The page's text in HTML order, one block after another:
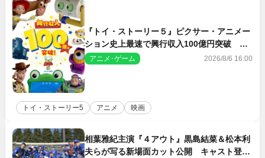
『トイ・ストーリー５』ピクサー・アニメー
ション史上最速で興行収入100億円突破 シ
リーズNo.1興収が目前
アニメ･ゲーム 2026/8/6 16:00
トイ・ストーリー5 アニメ 映画
相葉雅紀主演『４アウト』黒島結菜＆松本利
夫らが写る新場面カット公開 キャスト登壇